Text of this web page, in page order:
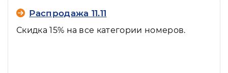
Распродажа 11.11
Скидка 15% на все категории номеров.